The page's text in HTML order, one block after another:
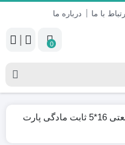
ارتباط با ما درباره ما
0
|
سوکت صنعتی 16*5 ثابت مادگی پارت